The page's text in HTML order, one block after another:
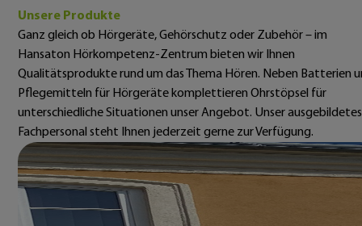
Unsere Produkte
Ganz gleich ob Hörgeräte, Gehörschutz oder Zubehör – im
Hansaton Hörkompetenz-Zentrum bieten wir Ihnen
Qualitätsprodukte rund um das Thema Hören. Neben Batterien
Pflegemitteln für Hörgeräte komplettieren Ohrstöpsel für
unterschiedliche Situationen unser Angebot. Unser ausgebildetes
Fachpersonal steht Ihnen jederzeit gerne zur Verfügung.